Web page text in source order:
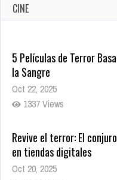
CINE
5 Películas de Terror
la Sangre
Oct 22, 2025
1337 Views
Revive el terror: El
en tiendas digitales
Oct 20, 2025